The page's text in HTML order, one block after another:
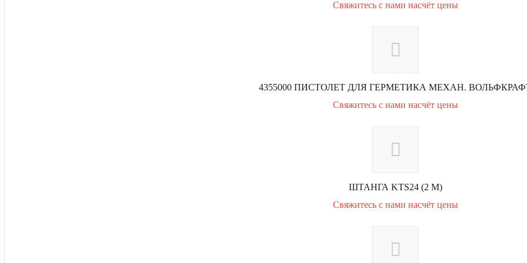
Свяжитесь с нами насчёт цены
4355000 ПИСТОЛЕТ ДЛЯ ГЕРМЕТИКА МЕХАН.
Свяжитесь с нами насчёт цены
ШТАНГА KTS24 (2 М)
Свяжитесь с нами насчёт цены